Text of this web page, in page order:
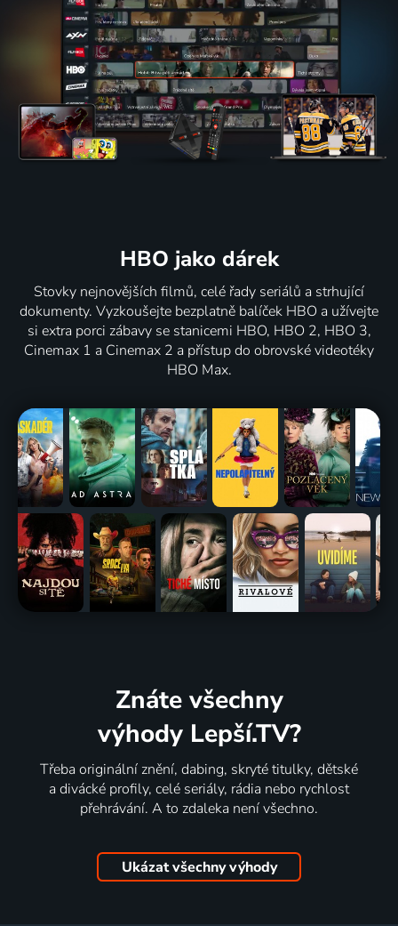
HBO jako dárek
Stovky nejnovějších filmů, celé řady seriálů a strhující
dokumenty. Vyzkoušejte bezplatně balíček HBO a užívejte
si extra porci zábavy se stanicemi HBO, HBO 2, HBO 3,
Cinemax 1 a Cinemax 2 a přístup do obrovské videotéky
HBO Max.
Znáte všechny
výhody Lepší.TV?
Třeba originální znění, dabing, skryté titulky, dětské
a divácké profily, celé seriály, rádia nebo rychlost
přehrávání. A to zdaleka není všechno.
Ukázat všechny výhody